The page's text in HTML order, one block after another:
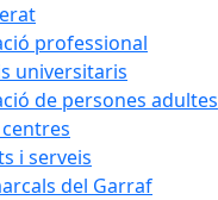
professional
universitaris
de persones adultes
i serveis
del Garraf